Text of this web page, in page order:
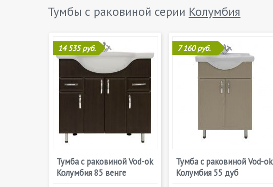
Тумбы с раковиной серии Колумбия
14 535 руб.
Тумба с раковиной Vod-ok
Колумбия 85 венге
7 160 руб.
Тумба с раковиной Vod-ok
Колумбия 55 дуб